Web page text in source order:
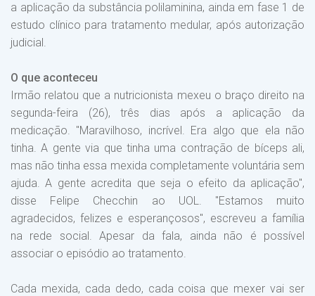
a aplicação da substância polilaminina, ainda em fase 1 de
estudo clínico para tratamento medular, após autorização
judicial.
O que aconteceu
Irmão relatou que a nutricionista mexeu o braço direito na
segunda-feira (26), três dias após a aplicação da
medicação. "Maravilhoso, incrível. Era algo que ela não
tinha. A gente via que tinha uma contração de bíceps ali,
mas não tinha essa mexida completamente voluntária sem
ajuda. A gente acredita que seja o efeito da aplicação",
disse Felipe Checchin ao UOL. "Estamos muito
agradecidos, felizes e esperançosos", escreveu a família
na rede social. Apesar da fala, ainda não é possível
associar o episódio ao tratamento.
Cada mexida, cada dedo, cada coisa que mexer vai ser